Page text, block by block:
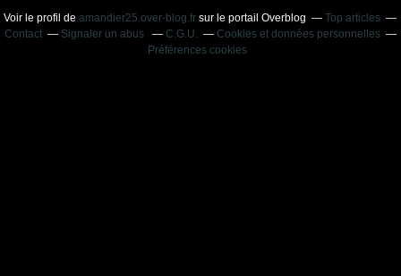
Voir le profil deamandier25.over-blog.fr sur le portail Overblog
Top articles
Contact
Signaler un abus C.G.U.
Cookies et données personnelles
Préférences cookies